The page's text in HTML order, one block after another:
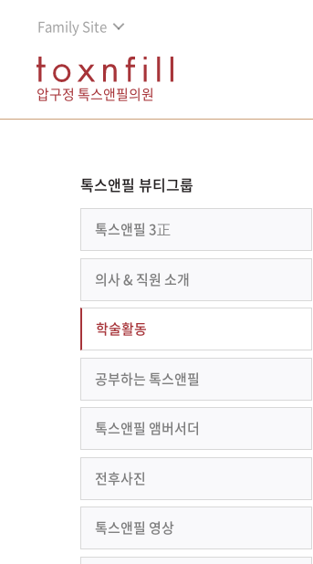
Family Site
압구정 톡스앤필의원
톡스앤필 뷰티그룹
톡스앤필 3正
의사 & 직원 소개
학술활동
공부하는 톡스앤필
톡스앤필 앰버서더
전후사진
톡스앤필 영상